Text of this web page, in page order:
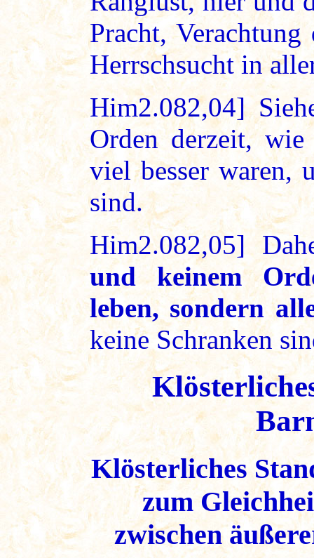
Pracht,
Herrschsucht in
Him2.082,04]
Orden derzeit,
viel besser waren,
sind.
Him2.082,05]
und keinem
leben, sondern
keine Schranken
Klösterliches
zum
zwischen